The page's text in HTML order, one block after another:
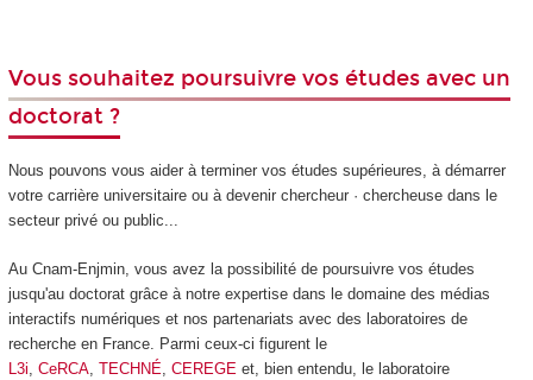
Vous souhaitez poursuivre vos études avec un
doctorat ?
Nous pouvons vous aider à terminer vos études supérieures, à démarrer
votre carrière universitaire ou à devenir chercheur · chercheuse dans le
secteur privé ou public...
Au Cnam-Enjmin, vous avez la possibilité de poursuivre vos études
jusqu'au doctorat grâce à notre expertise dans le domaine des médias
interactifs numériques et nos partenariats avec des laboratoires de
recherche en France. Parmi ceux-ci figurent le
L3i CeRCA, TECHNÉ CEREGE et, bien entendu, le laboratoire